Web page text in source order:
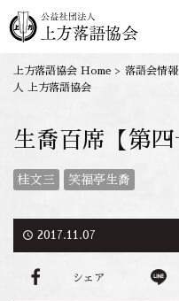
上方落語協会 Home > 落語会情報
人 上方落語協会
生喬百席【第四
桂文三 笑福亭生喬
access_time 2017.11.07
シェア